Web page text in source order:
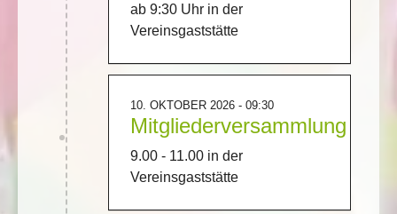
ab 9:30 Uhr in der
Vereinsgaststätte
10. OKTOBER 2026 - 09:30
Mitgliederversammlung
9.00 - 11.00 in der
Vereinsgaststätte